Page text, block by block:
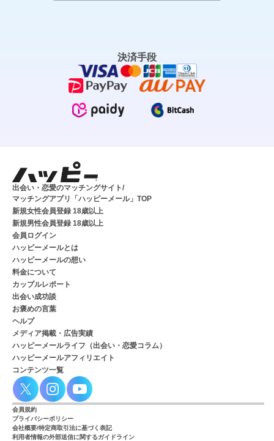
決済手段
出会い・恋愛のマッチングサイト/
マッチングアプリ「ハッピーメール」TOP
新規女性会員登録 18歳以上
新規男性会員登録 18歳以上
会員ログイン
ハッピーメールとは
ハッピーメールの想い
料金について
カップルレポート
出会い成功談
お褒めの言葉
ヘルプ
メディア掲載・広告実績
ハッピーメールライフ（出会い・恋愛コラム）
ハッピーメールアフィリエイト
コンテンツ一覧
会員規約
プライバシーポリシー
会社概要/特定商取引法に基づく表記
利用者情報の外部送信に関するガイドライン